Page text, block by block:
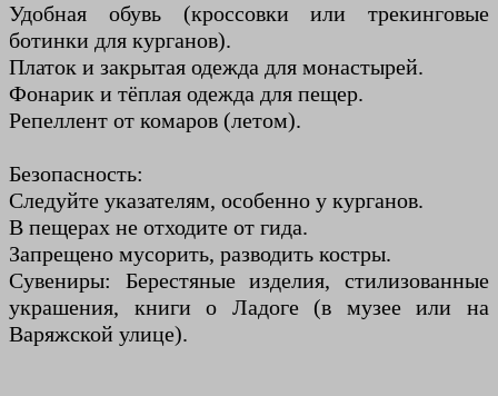
Удобная обувь (кроссовки или трекинговые
ботинки для курганов).
Платок и закрытая одежда для монастырей.
Фонарик и тёплая одежда для пещер.
Репеллент от комаров (летом).
Безопасность:
Следуйте указателям, особенно у курганов.
В пещерах не отходите от гида.
Запрещено мусорить, разводить костры.
Сувениры: Берестяные изделия, стилизованные
украшения, книги о Ладоге (в музее или на
Варяжской улице).